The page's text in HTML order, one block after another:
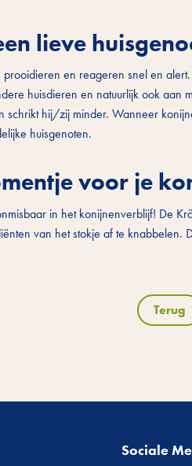
lieve
prooidieren en reageren snel en
huisdieren en natuurlijk ook
schrikt hij/zij minder. Wanneer
huisgenoten.
voor je
in het konijnenverblijf! De
van het stokje af te
Terug
Sociale